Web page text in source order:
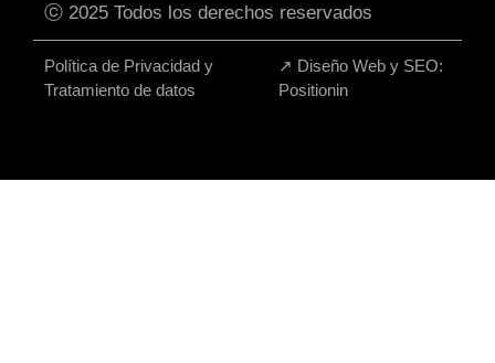
ⓒ 2025 Todos los derechos reservados
Política de Privacidad y
Tratamiento de datos
↗ Diseño Web y SEO:
Positionin